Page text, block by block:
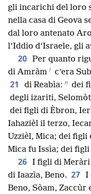
gli incarichi del loro
nella casa di Geova
dal loro antenato
l’Iddio d’Israele, gli
20 Per quanto
di Amràm l c’era
21 di Reabìa: n dei
degli izariti,
dei figli di Èbron,
Iahazièl il terzo,
Uzzièl, Mica; dei figli
Mica fu Issìa; dei
26 I figli di Meràri
di Iaazìa, Beno. 27 I
Beno, Sòam, Zaccùr